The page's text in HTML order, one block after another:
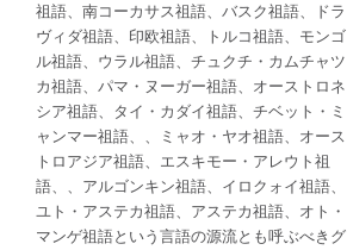
祖語、南コーカサス祖語、バスク祖語、ドラ
ヴィダ祖語、印欧祖語、トルコ祖語、モンゴ
ル祖語、ウラル祖語、チュクチ・カムチャツ
カ祖語、パマ・ヌーガー祖語、オーストロネ
シア祖語、タイ・カダイ祖語、チベット・ミ
ャンマー祖語、、ミャオ・ヤオ祖語、オース
トロアジア祖語、エスキモー・アレウト祖
語、、アルゴンキン祖語、イロクォイ祖語、
ユト・アステカ祖語、アステカ祖語、オト・
マンゲ祖語という言語の源流とも呼ぶべきグ